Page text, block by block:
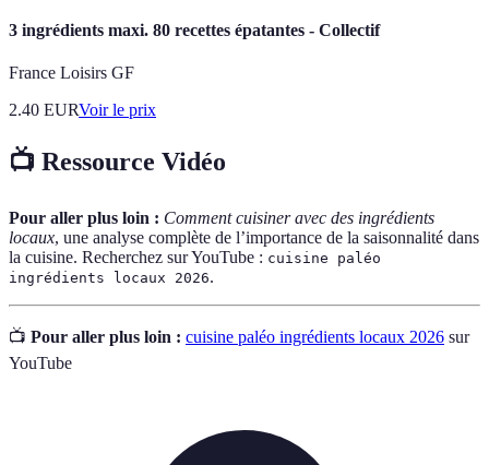
3 ingrédients maxi. 80 recettes épatantes - Collectif
France Loisirs GF
2.40 EURVoir le prix
📺 Ressource Vidéo
Pour aller plus loin : Comment cuisiner avec des ingrédients
locaux, une analyse complète de l’importance de la saisonnalité dans
la cuisine. Recherchez sur YouTube : cuisine paléo
ingrédients locaux 2026.
📺 Pour aller plus loin : cuisine paléo ingrédients locaux 2026 sur
YouTube